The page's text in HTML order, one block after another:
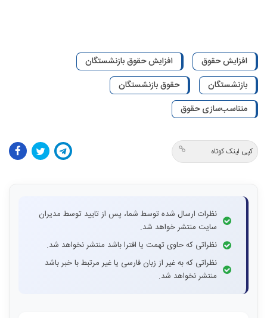
افزایش حقوق
افزایش حقوق بازنشستگان
بازنشستگان
حقوق بازنشستگان
متناسب‌سازی حقوق
کپی لینک کوتاه
نظرات ارسال شده توسط شما، پس از تایید توسط مدیران
سایت منتشر خواهد شد.
نظراتی که حاوی تهمت یا افترا باشد منتشر نخواهد شد.
نظراتی که به غیر از زبان فارسی یا غیر مرتبط با خبر باشد
منتشر نخواهد شد.